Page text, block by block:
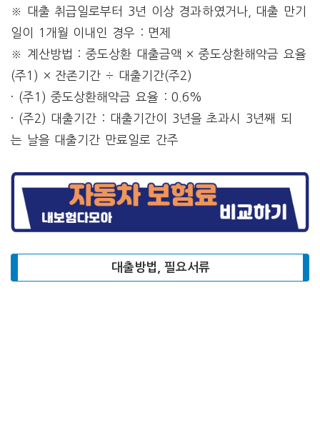
※ 대출 취급일로부터 3년 이상 경과하였거나, 대출 만기
일이 1개월 이내인 경우 : 면제
※ 계산방법 : 중도상환 대출금액 × 중도상환해약금 요율
(주1) × 잔존기간 ÷ 대출기간(주2)
· (주1) 중도상환해약금 요율 : 0.6%
· (주2) 대출기간 : 대출기간이 3년을 초과시 3년째 되
는 날을 대출기간 만료일로 간주
대출방법, 필요서류